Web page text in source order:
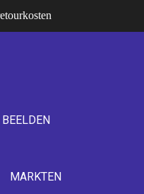
BEELDEN
MARKTEN